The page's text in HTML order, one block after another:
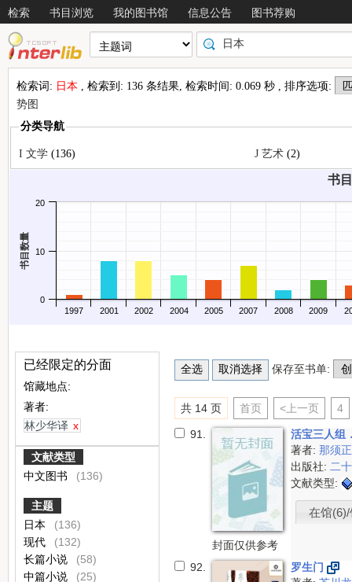
检索 书目浏览 我的图书馆 信息公告 图书荐购
检索词: 日本 , 检索到: 136 条结果, 检索时间: 0.069 秒 , 排序选项:
势图
分类导航
I 文学(136) J 艺术(2)
书目数量
书
1997 2001 2002 2004 2005 2007 2008 2009
0
10
20
已经限定的分面
馆藏地点:
著者:
林少华译 x
文献类型
中文图书
(136)
主题
日本
(136)
现代
(132)
长篇小说
(58)
中篇小说
(25)
保存至书单:
共 14 页 首页 <上一页 4
91.
封面仅供参考
活宝三人组
著者:那须
出版社:二
文献类型:
在馆
92.
罗生门